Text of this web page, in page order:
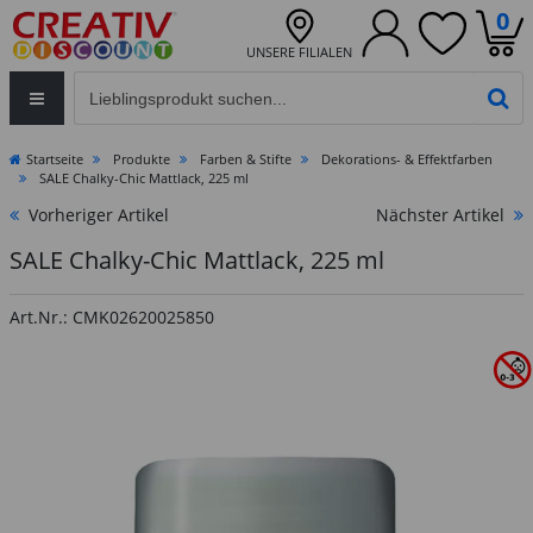
UNSERE FILIALEN
0
Startseite Produkte Farben & Stifte
Dekorations- & Effektfarben
SALE Chalky-Chic Mattlack, 225 ml
Vorheriger Artikel Nächster Artikel
SALE Chalky-Chic Mattlack, 225 ml
Art.Nr.: CMK02620025850